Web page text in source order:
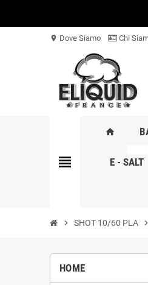
location_on Dove Siamo Chi
view_headline
home
E - SALT
chevron_right SHOT 10/60 PLA chevron_right
HOME